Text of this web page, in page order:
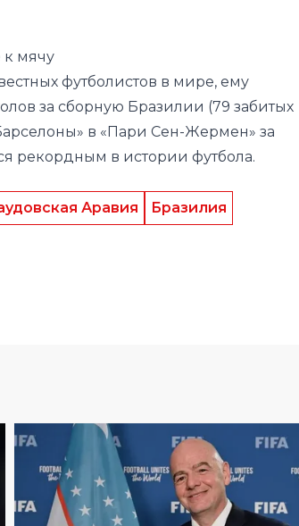
футболистов в мире, ему
за сборную Бразилии (79 забитых
в «Пари Сен-Жермен» за
рекордным в истории футбола.
Аравия Бразилия